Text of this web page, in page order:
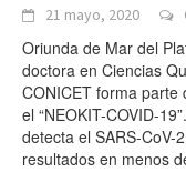
21 mayo, 2020
Oriunda de Mar del
doctora en Ciencias
CONICET forma parte
el “NEOKIT-COVID-
detecta el SARS-CoV-
resultados en menos